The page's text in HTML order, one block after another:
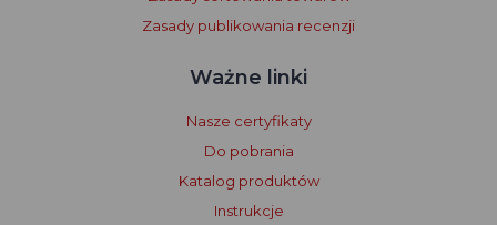
Zasady publikowania recenzji
Ważne linki
Nasze certyfikaty
Do pobrania
Katalog produktów
Instrukcje